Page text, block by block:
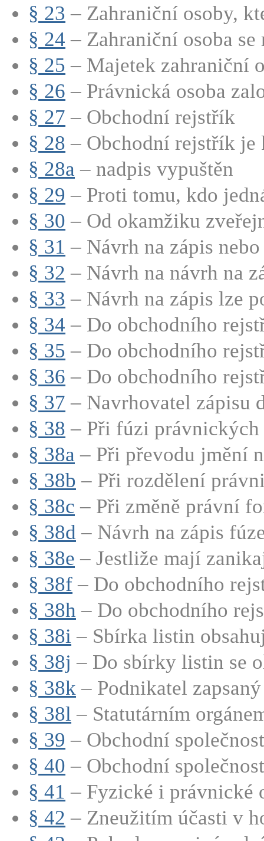
§ 23 – Zahraniční osoby,
§ 24 – Zahraniční osoba se
§ 25 – Majetek zahraniční
§ 26 – Právnická osoba
§ 27 – Obchodní rejstřík
§ 28 – Obchodní rejstřík je
§ 28a – nadpis vypuštěn
§ 29 – Proti tomu, kdo
§ 30 – Od okamžiku
§ 31 – Návrh na zápis
§ 32 – Návrh na návrh na
§ 33 – Návrh na zápis lze
§ 34 – Do obchodního
§ 35 – Do obchodního
§ 36 – Do obchodního
§ 37 – Navrhovatel zápisu
§ 38 – Při fúzi právnických
§ 38a – Při převodu jmění
§ 38b – Při rozdělení
§ 38c – Při změně právní
§ 38d – Návrh na zápis
§ 38e – Jestliže mají
§ 38f – Do obchodního
§ 38h – Do obchodního
§ 38i – Sbírka listin
§ 38j – Do sbírky listin se
§ 38k – Podnikatel
§ 38l – Statutárním
§ 39 – Obchodní
§ 40 – Obchodní
§ 41 – Fyzické i právnické
§ 42 – Zneužitím účasti v